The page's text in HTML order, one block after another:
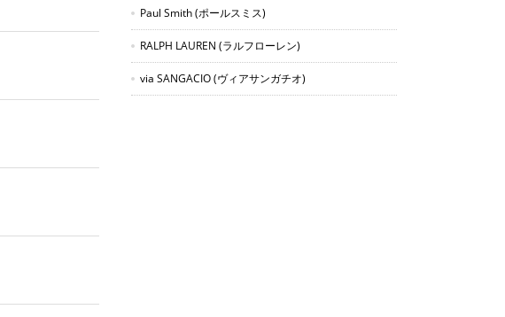
Paul Smith(ポールスミス)
RALPH LAUREN (ラルフローレン)
via SANGACIO(ヴィアサンガチオ)